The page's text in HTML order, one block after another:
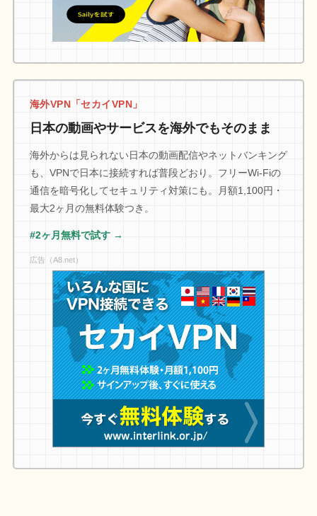
海外VPN「セカイVPN」
日本の動画やサービスを海外でもそのまま
海外からは見られない日本の動画配信やネットバンキング
も、VPNで日本に接続すれば普段どおり。フリーWi-Fiの
通信を暗号化してセキュリティ対策にも。月額1,100円・
最大2ヶ月の無料体験つき。
#2ヶ月無料で試す →
広告（A8.net）